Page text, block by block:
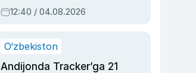
intellektni boshqara
olmay qolishidan xavotir
12:40 / 04.08.2026
O‘zbekiston
Andijonda Tracker’ga 21